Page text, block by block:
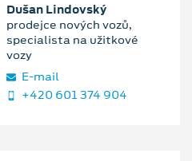
Dušan Lindovský
prodejce nových vozů,
specialista na užitkové
vozy
E‑mail
+420 601 374 904